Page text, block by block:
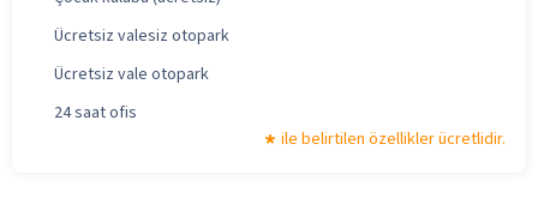
Ücretsiz valesiz otopark
Ücretsiz vale otopark
24 saat ofis
ile belirtilen özellikler ücretlidir.